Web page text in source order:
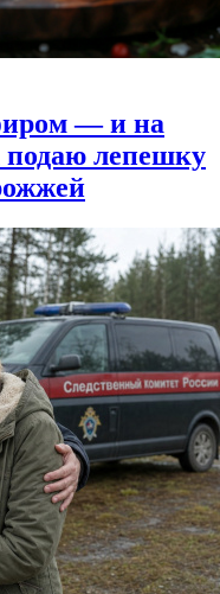
— и на
подаю лепешку